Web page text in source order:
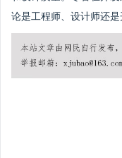
论是工程师、设计师还